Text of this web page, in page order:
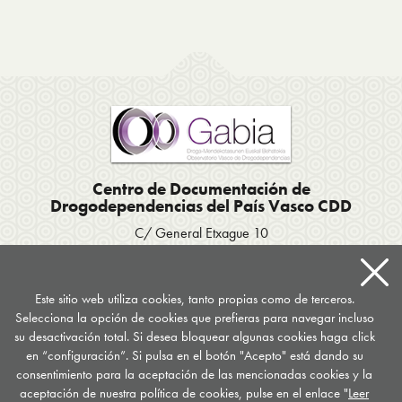
Centro de Documentación de
Drogodependencias del País Vasco CDD
C/ General Etxague 10
Apartado postal 667
documentacion@drogomedia.com
Síguenos en...
Este sitio web utiliza cookies, tanto propias como de terceros.
Selecciona la opción de cookies que prefieras para navegar incluso
su desactivación total. Si desea bloquear algunas cookies haga click
en “configuración”. Si pulsa en el botón "Acepto" está dando su
consentimiento para la aceptación de las mencionadas cookies y la
aceptación de nuestra política de cookies, pulse en el enlace "Leer